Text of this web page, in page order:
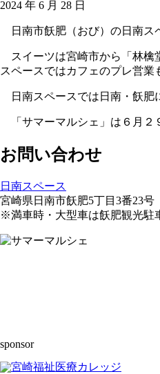
2024 年 6 月 28 日
日南市飫肥（おび）の日南ス
スイーツは宮崎市から「林檎
スペースではカフェのプレ営
日南スペースでは日南・飫肥
「サマーマルシェ」は６月２
お問い合わせ
日南スペース
宮崎県日南市飫肥5丁目3番23号
※満車時・大型車は飫肥観光駐
sponsor